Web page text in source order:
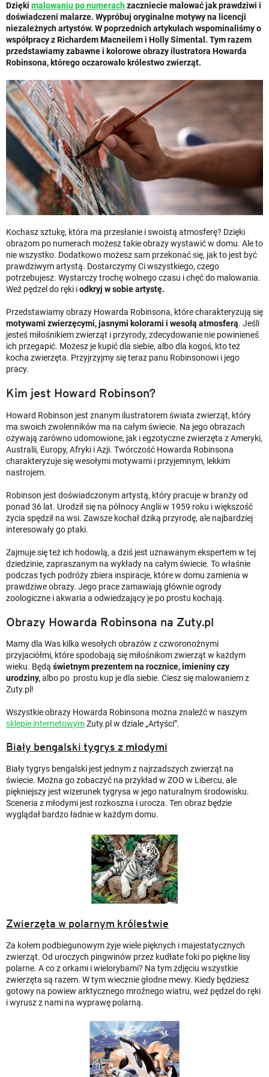
Dzięki malowaniu po numerachzaczniecie malować jak prawdziwi i
doświadczeni malarze. Wypróbuj oryginalne motywy na licencji
niezależnych artystów. W poprzednich artykułach wspominaliśmy o
współpracy z Richardem Macneilem i Holly Simental. Tym razem
przedstawiamy zabawne i kolorowe obrazy ilustratora Howarda
Robinsona, którego oczarowało królestwo zwierząt.
Kochasz sztukę, która ma przesłanie i swoistą atmosferę? Dzięki
obrazom po numerach możesz takie obrazy wystawić w domu. Ale to
nie wszystko. Dodatkowo możesz sam przekonać się, jak to jest być
prawdziwym artystą. Dostarczymy Ci wszystkiego, czego
potrzebujesz. Wystarczy trochę wolnego czasu i chęć do malowania.
Weź pędzel do ręki iodkryj w sobie artystę.
Przedstawiamy obrazy Howarda Robinsona, które charakteryzują się
motywami zwierzęcymi, jasnymi kolorami i wesołą atmosferą. Jeśli
jesteś miłośnikiem zwierząt i przyrody, zdecydowanie nie powinieneś
ich przegapić. Możesz je kupić dla siebie, albo dla kogoś, kto też
kocha zwierzęta. Przyjrzyjmy się teraz panu Robinsonowi i jego
pracy.
Kim jest Howard Robinson?
Howard Robinson jest znanym ilustratorem świata zwierząt, który
ma swoich zwolenników ma na całym świecie. Na jego obrazach
ożywają zarówno udomowione, jak i egzotyczne zwierzęta z Ameryki,
Australii, Europy, Afryki i Azji. Twórczość Howarda Robinsona
charakteryzuje się wesołymi motywami i przyjemnym, lekkim
nastrojem.
Robinson jest doświadczonym artystą, który pracuje w branży od
ponad 36 lat. Urodził się na północy Anglii w 1959 roku i większość
życia spędził na wsi. Zawsze kochał dziką przyrodę, ale najbardziej
interesowały go ptaki.
Zajmuje się też ich hodowlą, a dziś jest uznawanym ekspertem w tej
dziedzinie, zapraszanym na wykłady na całym świecie. To właśnie
podczas tych podróży zbiera inspiracje, które w domu zamienia w
prawdziwe obrazy. Jego prace zamawiają głównie ogrody
zoologiczne i akwaria a odwiedzający je po prostu kochają.
Obrazy Howarda Robinsona na Zuty.pl
Mamy dla Was kilka wesołych obrazów z czworonożnymi
przyjaciółmi, które spodobają się miłośnikom zwierząt w każdym
wieku. Będą świetnym prezentem na rocznice, imieniny czy
urodziny,albo po prostu kup je dla siebie. Ciesz się malowaniem z
Zuty.pl!
Wszystkie obrazy Howarda Robinsona można znaleźć w naszym
sklepie internetowymZuty.pl w dziale „Artyści”.
Biały bengalski tygrys z młodymi
Biały tygrys bengalski jest jednym z najrzadszych zwierząt na
świecie. Można go zobaczyć na przykład w ZOO w Libercu, ale
piękniejszy jest wizerunek tygrysa w jego naturalnym środowisku.
Sceneria z młodymi jest rozkoszna i urocza. Ten obraz będzie
wyglądał bardzo ładnie w każdym domu.
Zwierzęta w polarnym królestwie
Za kołem podbiegunowym żyje wiele pięknych i majestatycznych
zwierząt. Od uroczych pingwinów przez kudłate foki po piękne lisy
polarne. A co z orkami i wielorybami? Na tym zdjęciu wszystkie
zwierzęta są razem. W tym wiecznie głodne mewy. Kiedy będziesz
gotowy na powiew arktycznego mroźnego wiatru, weź pędzel do ręki
i wyrusz z nami na wyprawę polarną.